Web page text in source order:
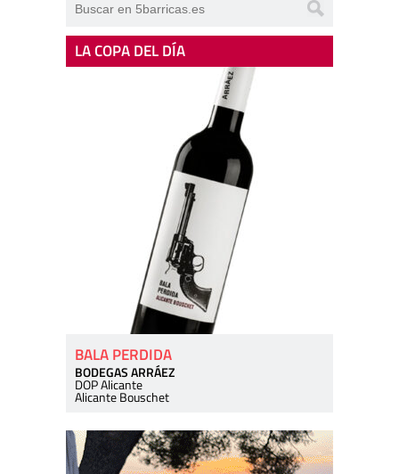
LA COPA DEL DÍA
BALA PERDIDA
BODEGAS ARRÁEZ
DOP Alicante
Alicante Bouschet